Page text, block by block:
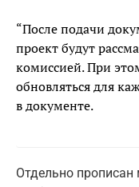
“После подачи
проект будут
комиссией. При
обновляться для
в документе.
Отдельно